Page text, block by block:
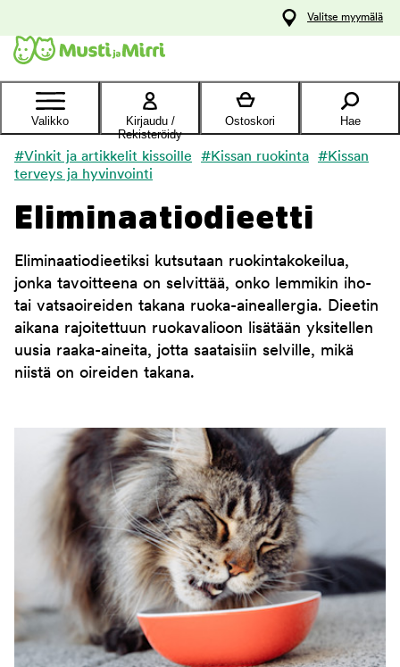
Ota yhteyttä
asiakaspalveluun
Valitse myymälä
Valikko
Kirjaudu /
Rekisteröidy
Ostoskori Hae
#Vinkit ja artikkelit kissoille #Kissan ruokinta
#Kissan
terveys ja hyvinvointi
Eliminaatiodieetti
Eliminaatiodieetiksi kutsutaan ruokintakokeilua,
jonka tavoitteena on selvittää, onko lemmikin iho-
tai vatsaoireiden takana ruoka-aineallergia. Dieetin
aikana rajoitettuun ruokavalioon lisätään yksitellen
uusia raaka-aineita, jotta saataisiin selville, mikä
niistä on oireiden takana.